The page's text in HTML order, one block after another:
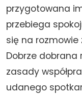
przygotowana
przebiega
się na
Dobrze
zasady
udanego